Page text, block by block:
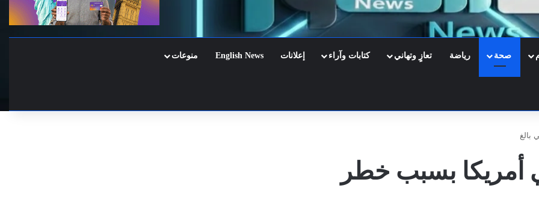
صحة رياضة تعازٍ وتهاني كتابات وآراء إعلانات English News منوعات
بسبب خطر